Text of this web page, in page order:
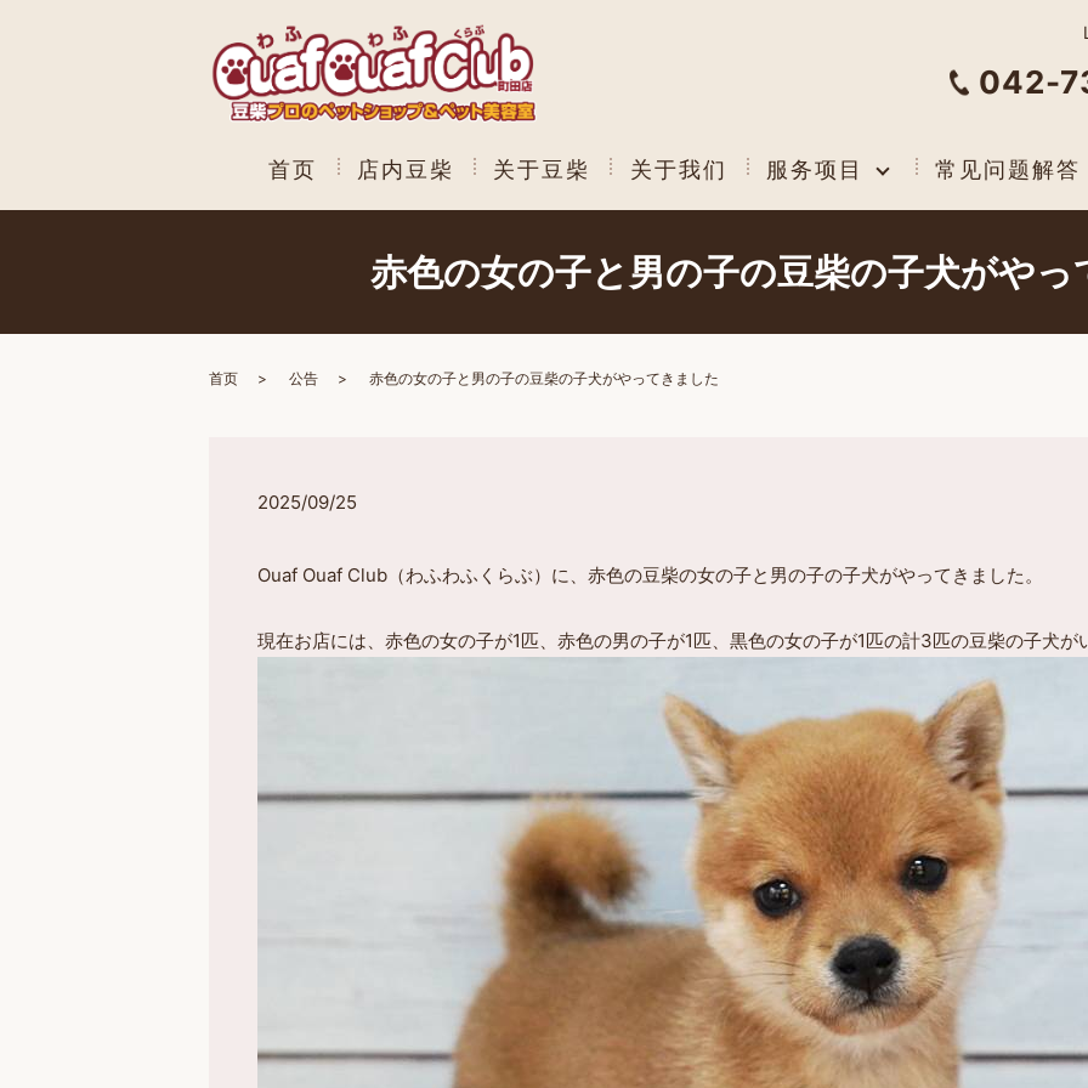
首页 店内豆柴 关于豆柴 关于我们 服务项目 常见问题解
042-
赤色の女の子と男の子の豆柴の子犬がや
首页 公告 赤色の女の子と男の子の豆柴の子犬がやってきました
2025/09/25
Ouaf Ouaf Club（わふわふくらぶ）に、赤色の豆柴の女の子と男の子の子犬がやってきました。
現在お店には、赤色の女の子が1匹、赤色の男の子が1匹、黒色の女の子が1匹の計3匹の豆柴の子犬が